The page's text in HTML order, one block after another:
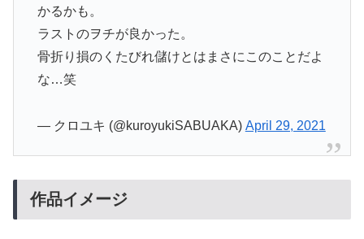
かるかも。
ラストのヲチが良かった。
骨折り損のくたびれ儲けとはまさにこのことだよ
な…笑
— クロユキ (@kuroyukiSABUAKA) April 29, 2021
作品イメージ